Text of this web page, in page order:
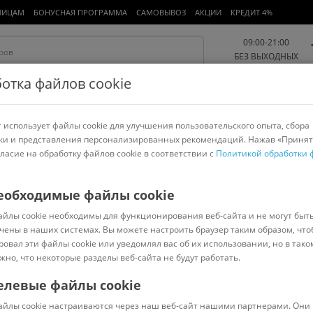
БОНУСНАЯ ПРОГРАММА САМОВЫВОЗ АКЦИИ КРЕДИТ 4%
09:00-21:00
БЕЗ ВЫХОДНЫХ
Работа и офис Авто и мото Детям и мамам Красота и
спорт
> Soler&Palau
100 CZ Design [5210601800]
Код: 55174
файлов cookie
файлы cookie для улучшения пользовательского опыта, сбора
и представления персонализированных рекомендаций. Нажав
на обработку файлов cookie в соответствии с Политикой обработки
файлы cookie
cookie необходимы для функционирования веб-сайта и не могут
в наших системах. Вы можете настроить браузер таким образом,
эти файлы cookie или уведомлял вас об их использовании, но в
что некоторые разделы веб-сайта не будут работать.
файлы cookie
cookie настраиваются через наш веб-сайт нашими партнерами. Они